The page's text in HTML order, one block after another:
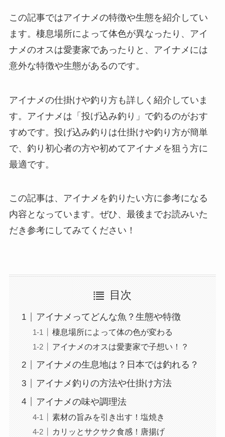
この記事ではアイナメの特徴や生態を紹介してい
ます。棲息場所によって体色が異なったり、アイ
ナメのオスは愛妻家であったりと、アイナメには
意外な特徴や生態があるのです。
アイナメの仕掛けや釣り方も詳しく紹介していま
す。アイナメは「投げ込み釣り」で釣るのがおす
すめです。投げ込み釣りは仕掛けや釣り方が簡単
で、釣り初心者の方や初めてアイナメを狙う方に
最適です。
この記事は、アイナメを釣りたい方に参考になる
内容となっています。ぜひ、最後までお読みいた
だき参考にしてみてください！
目次
アイナメってどんな魚？生態や特徴
棲息場所によって体の色が変わる
アイナメのオスは愛妻家で子想い！？
アイナメの生息地は？日本では釣れる？
アイナメ釣りの方法や仕掛け方法
アイナメの味や調理法
素材の旨みを引き出す！塩焼き
カリッとサクサク食感！唐揚げ